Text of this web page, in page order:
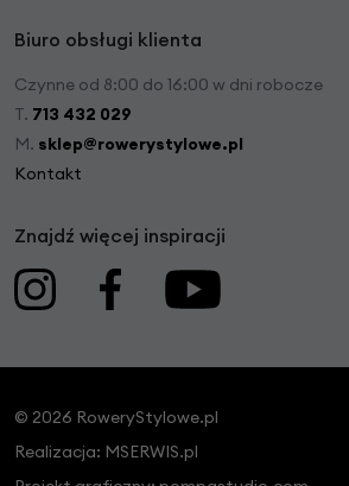
Biuro obsługi klienta
Czynne od 8:00 do 16:00 w dni robocze
T. 713 432 029
M. sklep@rowerystylowe.pl
Kontakt
Znajdź więcej inspiracji
© 2026 RoweryStylowe.pl
Realizacja: MSERWIS.pl